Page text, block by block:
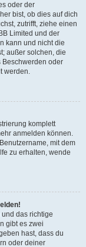
oder der
bist, ob dies auf dich
zutrifft, ziehe einen
Limited und der
kann und nicht die
außer solchen, die
Beschwerden oder
werden.
komplett
anmelden können.
mit dem
zu erhalten, wende
das richtige
gibt es zwei
hast, dass du
oder deiner